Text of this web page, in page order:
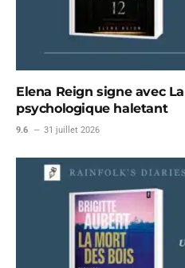
Elena Reign signe avec
psychologique haletant
9.6 31 juillet 2026